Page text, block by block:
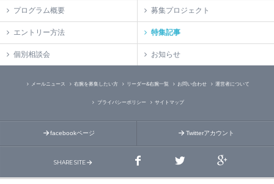
プログラム概要 募集プロジェクト
エントリー方法 特集記事
個別相談会 お知らせ
メールニュース 右腕を募集したい方 リーダー&右腕一覧 お問い合わせ 運営者について
プライバシーポリシー サイトマップ
facebookページ Twitterアカウント
SHARE SITE